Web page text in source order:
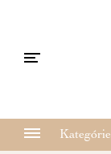
Kategórie